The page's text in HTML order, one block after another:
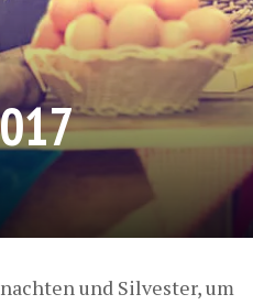
und Silvester, um